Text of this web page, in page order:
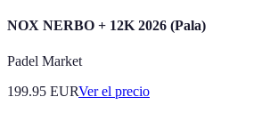
NOX NERBO + 12K 2026 (Pala)
Padel Market
199.95 EURVer el precio